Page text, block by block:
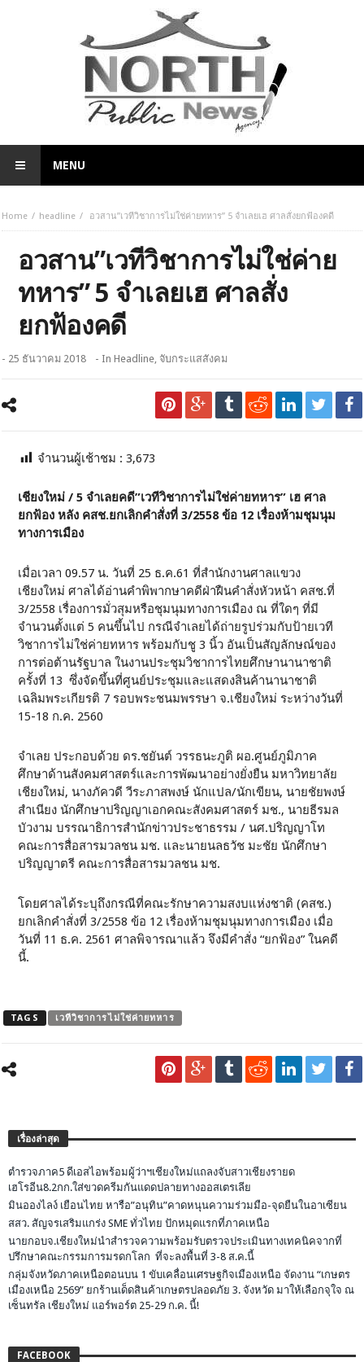
MENU
Home headline อวสาน”เวทีวิชาการไม่ใช่ค่ายทหาร” 5 จำเลยเฮ ศาลสั่งยกฟ้องคดี
อวสาน”เวทีวิชาการไม่ใช่ค่าย
ทหาร” 5 จำเลยเฮ ศาลสั่ง
ยกฟ้องคดี
- 25 ธันวาคม 2018 - InHeadline, จับกระแสสังคม
จำนวนผู้เช้าชม :3,673
เชียงใหม่ / 5 จำเลยคดี”เวทีวิชาการไม่ใช่ค่ายทหาร” เฮ ศาล
ยกฟ้อง หลัง คสช.ยกเลิกคำสั่งที่ 3/2558 ข้อ 12 เรื่องห้ามชุมนุม
ทางการเมือง
เมื่อเวลา 09.57 น. วันที่ 25 ธ.ค.61 ที่สำนักงานศาลแขวง
เชียงใหม่ ศาลได้อ่านคำพิพากษาคดีฝ่าฝืนคำสั่งหัวหน้า คสช.ที่
3/2558 เรื่องการมั่วสุมหรือชุมนุมทางการเมือง ณ ที่ใดๆ ที่มี
จำนวนตั้งแต่ 5 คนขึ้นไป กรณีจำเลยได้ถ่ายรูปร่วมกับป้ายเวที
วิชาการไม่ใช่ค่ายทหาร พร้อมกับชู 3 นิ้ว อันเป็นสัญลักษณ์ของ
การต่อต้านรัฐบาล ในงานประชุมวิชาการไทยศึกษานานาชาติ
ครั้งที่ 13 ซึ่งจัดขึ้นที่ศูนย์ประชุมและแสดงสินค้านานาชาติ
เฉลิมพระเกียรติ 7 รอบพระชนมพรรษา จ.เชียงใหม่ ระหว่างวันที่
15-18 ก.ค. 2560
จำเลย ประกอบด้วย ดร.ชยันต์ วรรธนะภูติ ผอ.ศูนย์ภูมิภาค
ศึกษาด้านสังคมศาสตร์และการพัฒนาอย่างยั่งยืน มหาวิทยาลัย
เชียงใหม่, นางภัควดี วีระภาสพงษ์ นักแปล/นักเขียน, นายชัยพงษ์
สำเนียง นักศึกษาปริญญาเอกคณะสังคมศาสตร์ มช., นายธีรมล
บัวงาม บรรณาธิการสำนักข่าวประชาธรรม / นศ.ปริญญาโท
คณะการสื่อสารมวลชน มช. และนายนลธวัช มะชัย นักศึกษา
ปริญญาตรี คณะการสื่อสารมวลชน มช.
โดยศาลได้ระบุถึงกรณีที่คณะรักษาความสงบแห่งชาติ (คสช.)
ยกเลิกคำสั่งที่ 3/2558 ข้อ 12 เรื่องห้ามชุมนุมทางการเมือง เมื่อ
วันที่ 11 ธ.ค. 2561 ศาลพิจารณาแล้ว จึงมีคำสั่ง “ยกฟ้อง” ในคดี
นี้.
TAGS เวทีวิชาการไม่ใช่ค่ายทหาร
เรื่องล่าสุด
ตำรวจภาค5 ดีเอสไอพร้อมผู้ว่าฯเชียงใหม่แถลงจับสาวเชียงรายด
เฮโรอีน8.2กก.ใส่ขวดครีมกันแดดปลายทางออสเตรเลีย
มินอองไลง์ เยือนไทย หารือ”อนุทิน”คาดหนุนความร่วมมือ-จุดยืนในอาเซียน
สสว. สัญจรเสริมแกร่ง SME ทั่วไทย ปักหมุดแรกที่ภาคเหนือ
นายกอบจ.เชียงใหม่นำสำรวจความพร้อมรับตรวจประเมินทางเทคนิคจากที่
ปรึกษาคณะกรรมการมรดกโลก ที่จะลงพื้นที่ 3-8 ส.ค.นี้
กลุ่มจังหวัดภาคเหนือตอนบน 1 ขับเคลื่อนเศรษฐกิจเมืองเหนือ จัดงาน “เกษตร
เมืองเหนือ 2569” ยกร้านเด็ดสินค้าเกษตรปลอดภัย 3. จังหวัด มาให้เลือกจุใจ ณ
เซ็นทรัล เชียงใหม่ แอร์พอร์ต 25-29 ก.ค. นี้!
FACEBOOK